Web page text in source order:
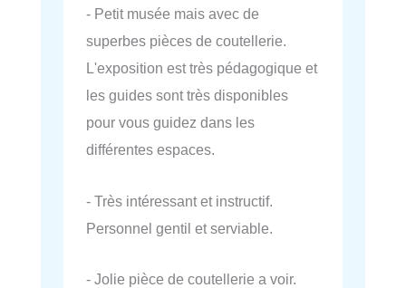
- Petit musée mais avec de
superbes pièces de coutellerie.
L'exposition est très pédagogique et
les guides sont très disponibles
pour vous guidez dans les
différentes espaces.
- Très intéressant et instructif.
Personnel gentil et serviable.
- Jolie pièce de coutellerie a voir.